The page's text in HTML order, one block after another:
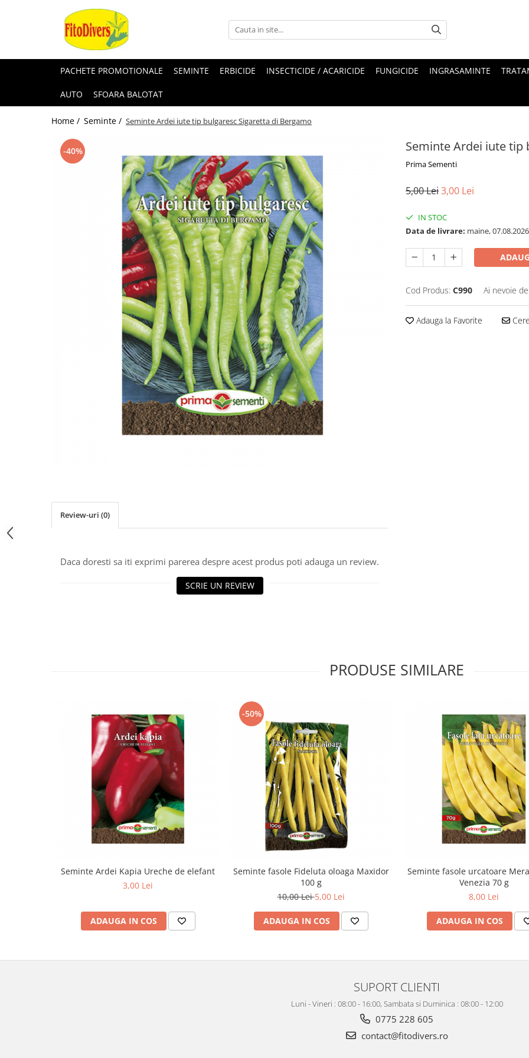
PACHETE PROMOTIONALE SEMINTE ERBICIDE INSECTICIDE / ACARICIDE FUNGICIDE INGRASAMINTE
AUTO SFOARA BALOTAT
Home / Seminte / Seminte Ardei iute tip bulgaresc Sigaretta di Bergamo
Seminte Ardei iute tip
Prima Sementi
-40%
5,00 Lei3,00 Lei
IN STOC
Data de livrare: maine, 07.08.2026
Cod Produs: C990 Ai nevoie
Adauga la Favorite
Review-uri (0)
Daca doresti sa iti exprimi parerea despre acest produs poti adauga un review.
SCRIE UN REVIEW
PRODUSE SIMILARE
Seminte Ardei Kapia Ureche de elefant
3,00 Lei
ADAUGA IN COS
-50%
Seminte fasole Fideluta oloaga Maxidor
100 g
10,00 Lei5,00 Lei
ADAUGA IN COS
Seminte fasole urcatoare
Venezia 70 g
8,00 Lei
ADAUGA IN COS
SUPORT CLIENTI
Luni - Vineri : 08:00 - 16:00, Sambata si Duminica : 08:00 - 12:00
0775 228 605
contact@fitodivers.ro